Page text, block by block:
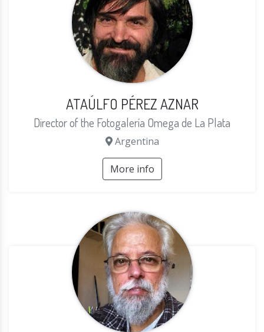
ATAÚLFO PÉREZ AZNAR
Director of the Fotogalería Omega de La Plata
Argentina
More info